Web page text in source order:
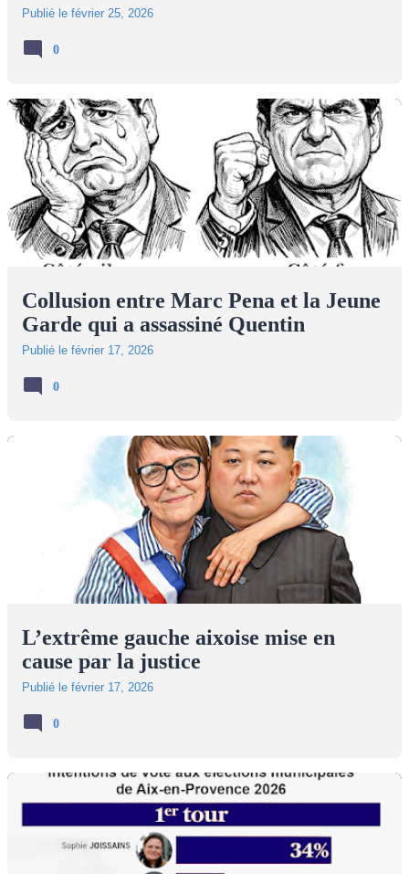
Publié le février 25, 2026
0
Collusion entre Marc Pena et la Jeune
Garde qui a assassiné Quentin
Publié le février 17, 2026
0
L’extrême gauche aixoise mise en
cause par la justice
Publié le février 17, 2026
0